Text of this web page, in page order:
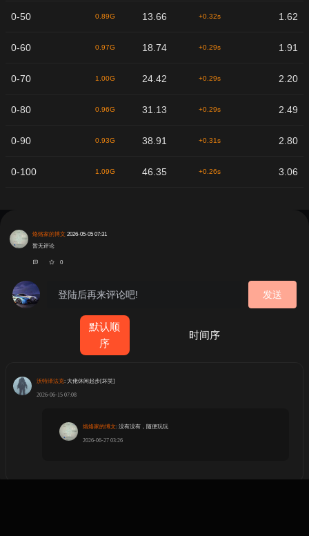
0-50 0.89G 13.66 +0.32s 1.62
0-60 0.97G 18.74 +0.29s 1.91
0-70 1.00G 24.42 +0.29s 2.20
0-80 0.96G 31.13 +0.29s 2.49
0-90 0.93G 38.91 +0.31s 2.80
0-100 1.09G 46.35 +0.26s 3.06
烙烙家的博文 2026-05-05 07:31
暂无评论
0
发送
默认顺
序
时间序
沃特泽法克: 大佬休闲起步[坏笑]
2026-06-15 07:08
烙烙家的博文: 没有没有，随便玩玩
2026-06-27 03:26